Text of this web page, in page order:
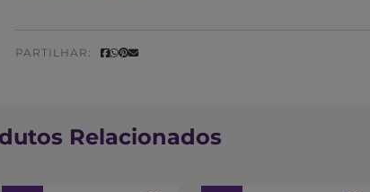
PARTILHAR:
Relacionados